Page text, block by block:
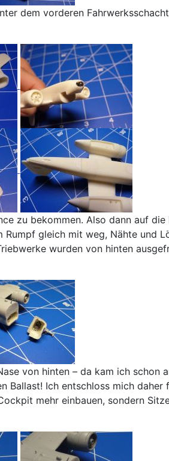
dem vorderen
zu bekommen. Also dann auf
gleich mit weg, Nähte und
wurden von hinten
von hinten – da kam ich schon
Ich entschloss mich
mehr einbauen, sondern